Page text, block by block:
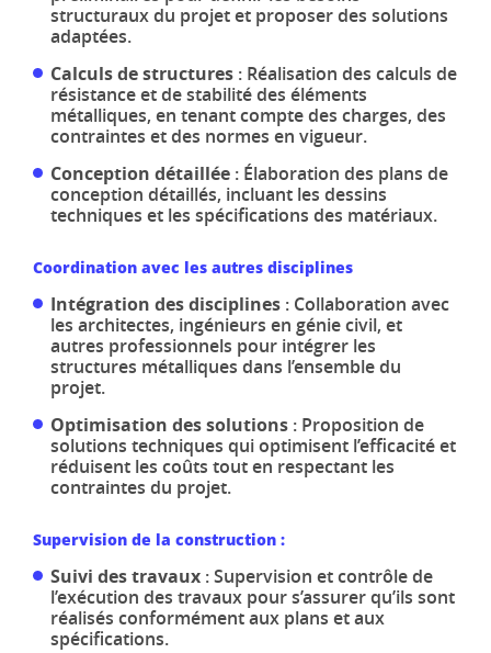
structuraux du projet et proposer des solutions
adaptées.
Calculs de structures : Réalisation des calculs de
résistance et de stabilité des éléments
métalliques, en tenant compte des charges, des
contraintes et des normes en vigueur.
Conception détaillée : Élaboration des plans de
conception détaillés, incluant les dessins
techniques et les spécifications des matériaux.
Coordination avec les autres disciplines
Intégration des disciplines : Collaboration avec
les architectes, ingénieurs en génie civil, et
autres professionnels pour intégrer les
structures métalliques dans l’ensemble du
projet.
Optimisation des solutions : Proposition de
solutions techniques qui optimisent l’efficacité et
réduisent les coûts tout en respectant les
contraintes du projet.
Supervision de la construction :
Suivi des travaux : Supervision et contrôle de
l’exécution des travaux pour s’assurer qu’ils sont
réalisés conformément aux plans et aux
spécifications.